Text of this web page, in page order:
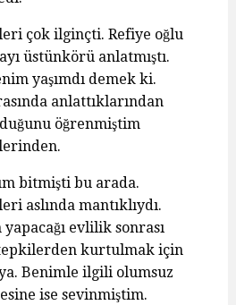
çok ilginçti. Refiye oğlu
üstünkörü anlatmıştı.
yaşımdı demek ki.
anlattıklarından
öğrenmiştim
bitmişti bu arada.
aslında mantıklıydı.
evlilik sonrası
kurtulmak için
Benimle ilgili olumsuz
ise sevinmiştim.